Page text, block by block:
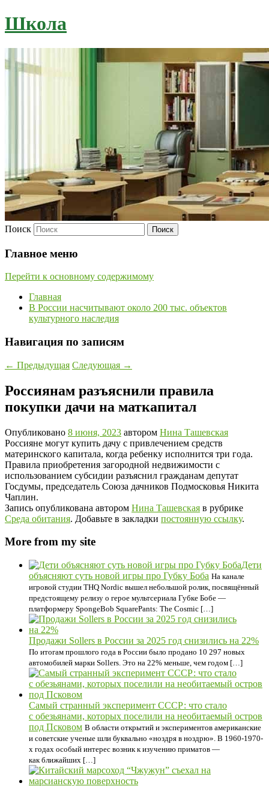
Школа
Поиск
Главное меню
Перейти к основному содержимому
Главная
В России насчитывают около 200 тыс. объектов
культурного наследия
Навигация по записям
← Предыдущая Следующая →
Россиянам разъяснили правила
покупки дачи на маткапитал
Опубликовано 8 июня, 2023 автором Нина Ташевская
Россияне могут купить дачу с привлечением средств
материнского капитала, когда ребенку исполнится три года.
Правила приобретения загородной недвижимости с
использованием субсидии разъяснил гражданам депутат
Госдумы, председатель Союза дачников Подмосковья Никита
Чаплин.
Запись опубликована автором Нина Ташевская в рубрике
Среда обитания. Добавьте в закладки постоянную ссылку.
More from my site
Дети
объясняют суть новой игры про Губку Боба На канале
игровой студии THQ Nordic вышел небольшой ролик, посвящённый
предстоящему релизу о герое мультсериала Губке Бобе —
платформеру SpongeBob SquarePants: The Cosmic […]
Продажи Sollers в России за 2025 год снизились на 22%
По итогам прошлого года в России было продано 10 297 новых
автомобилей марки Sollers. Это на 22% меньше, чем годом […]
Самый странный эксперимент СССР: что стало
с обезьянами, которых поселили на необитаемый остров
под Псковом В области открытий и экспериментов американские
и советские ученые шли буквально «ноздря в ноздрю». В 1960-1970-
х годах особый интерес возник к изучению приматов —
как ближайших […]